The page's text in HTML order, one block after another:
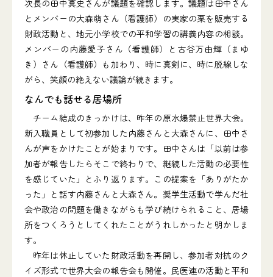
次長の田中真史さんが議題を確認します。議題は田中さん
とメンバーの大森萌さん（看護師）の実家の栗を販売する
財政活動と、地元小学校での平和学習の講義内容の相談。
メンバーの内藤愛子さん（看護師）と古谷万由輝（まゆ
き）さん（看護師）も加わり、時に真剣に、時に脱線しな
がら、笑顔の絶えない議論が続きます。
なんでも話せる居場所
チーム結成のきっかけは、昨年の原水爆禁止世界大会。
新入職員として初参加した内藤さんと大森さんに、田中さ
んが声をかけたことが始まりです。田中さんは「以前は参
加者が報告したらそこで終わりで、継続した活動の必要性
を感じていた」とふり返ります。この提案を「ありがたか
った」と話す内藤さんと大森さん。奨学生活動で学んだ社
会や政治の問題を働きながらも学び続けられること、居場
所をつくろうとしてくれたことがうれしかったと明かしま
す。
昨年は休止していた財政活動を再開し、参加者対抗のク
イズ形式で世界大会の報告会も開催。民医連の活動と平和